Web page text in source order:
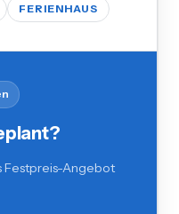
FERIENHAUS
Festpreis-Angebot